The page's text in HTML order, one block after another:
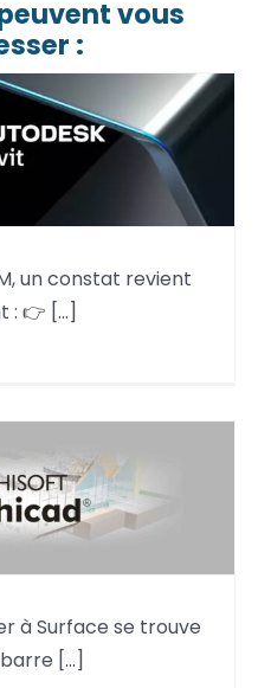
vous
:
vous vraiment
?
un constat revient
: 👉 [...]
Aligner
en 3D
à Surface se trouve
[...]